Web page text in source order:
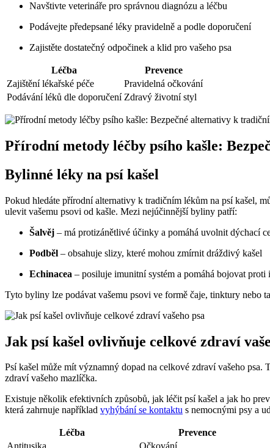
Navštivte veterináře pro správnou diagnózu a léčbu
Podávejte předepsané léky pravidelně a podle doporučení
Zajistěte dostatečný odpočinek a klid pro vašeho psa
Léčba
Prevence
Zajištění lékařské péče
Pravidelná očkování
Podávání léků dle doporučení Zdravý životní styl
Přírodní metody léčby psího kašle:
Bylinné léky na psí kašel
Pokud hledáte přírodní alternativy k tradičním lékům na psí kašel,
ulevit vašemu psovi od kašle. Mezi nejúčinnější byliny patří:
Šalvěj – má protizánětlivé účinky a pomáhá uvolnit dýchací
Podběl – obsahuje slizy, které mohou zmírnit dráždivý kašel
Echinacea – posiluje imunitní systém a pomáhá bojovat proti
Tyto byliny lze podávat vašemu psovi ve formě čaje, tinktury nebo
Jak psí kašel ovlivňuje celkové zdraví
Psí kašel může mít významný dopad na celkové zdraví vašeho
zdraví vašeho mazlíčka.
Existuje několik efektivních způsobů, jak léčit psí kašel a jak ho
která zahrnuje například vyhýbání se kontaktu s nemocnými psy a
Léčba
Prevence